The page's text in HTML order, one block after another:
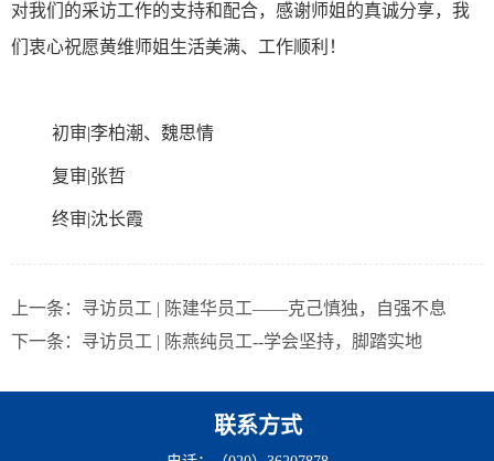
对我们的采访工作的支持和配合，感谢师姐的真诚分享，我
们衷心祝愿黄维师姐生活美满、工作顺利！
初审|李柏潮、魏思情
复审|张哲
终审|沈长霞
上一条： 寻访员工 | 陈建华员工——克己慎独，自强不息
下一条： 寻访员工 | 陈燕纯员工--学会坚持，脚踏实地
联系方式